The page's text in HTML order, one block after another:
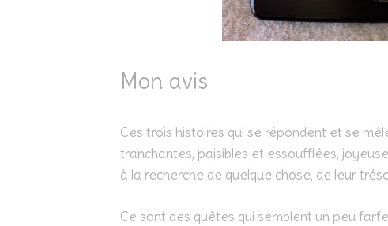
Mon avis
Ces trois histoires qui se répondent et se
tranchantes, paisibles et essoufflées,
à la recherche de quelque chose, de leur
Ce sont des quêtes qui semblent un peu